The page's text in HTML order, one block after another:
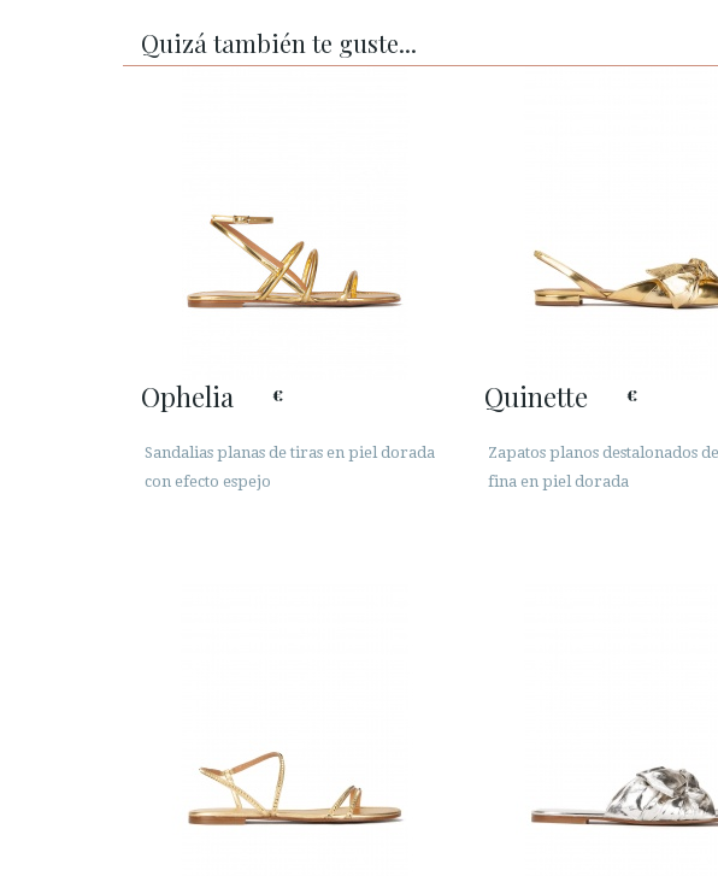
Quizá también te guste...
Ophelia €
Sandalias planas de tiras en piel dorada
con efecto espejo
Quinette €
Zapatos planos destalonados
fina en piel dorada